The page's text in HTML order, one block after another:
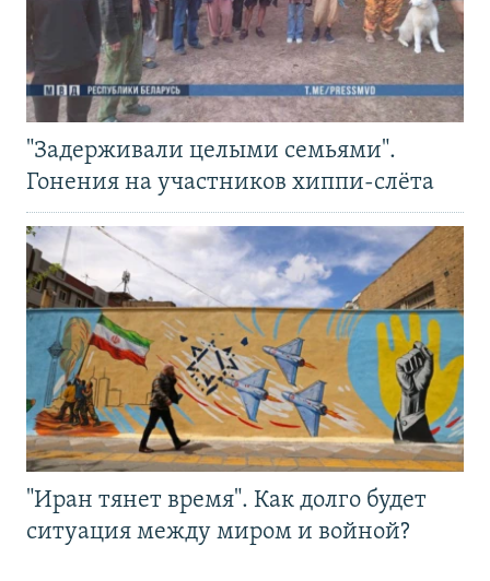
"Задерживали целыми семьями".
Гонения на участников хиппи-слёта
"Иран тянет время". Как долго будет
ситуация между миром и войной?